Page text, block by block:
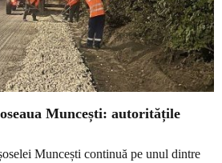
Muncești: autoritățile
Muncești continuă pe unul dintre